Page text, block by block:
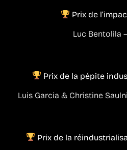
Prix de
Luc Bentolila
Prix de la pépite
Luis Garcia & Christine
Prix de la